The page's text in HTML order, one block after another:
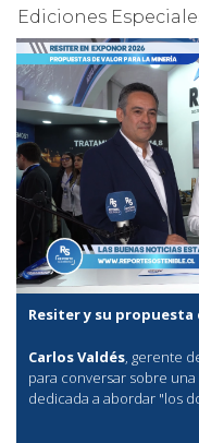
Ediciones
Resiter y su
Carlos Valdés, gerente
para conversar sobre
dedicada a abordar "los